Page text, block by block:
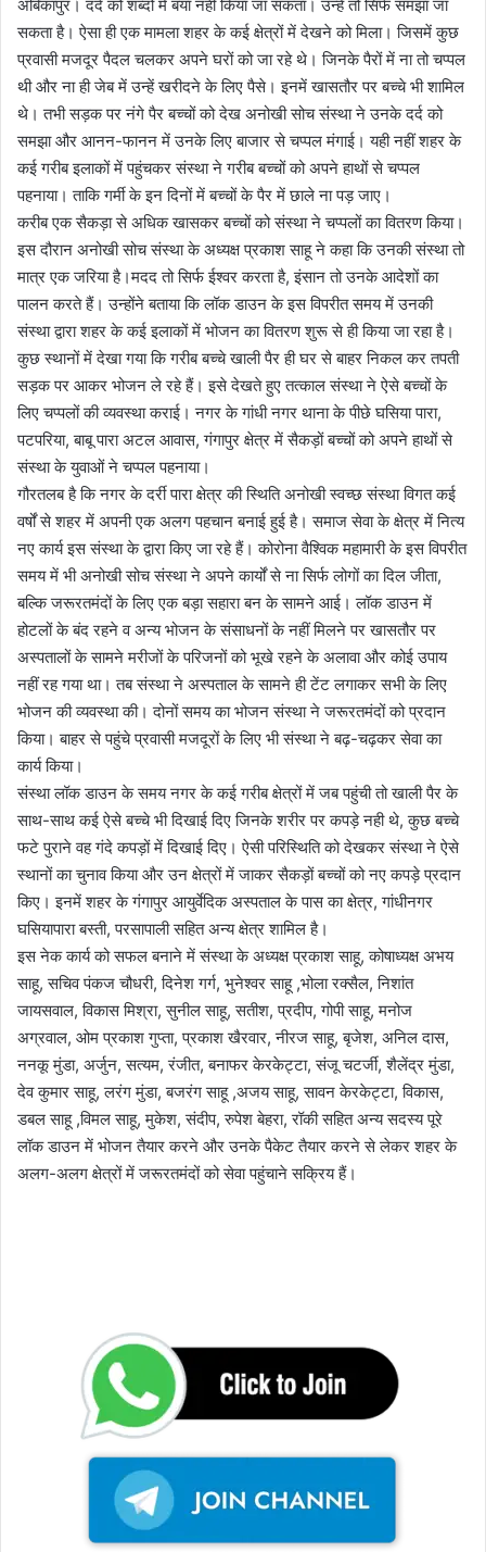
अंबिकापुर। दर्द को शब्दों में बयां नहीं किया जा सकता। उन्हें तो सिर्फ समझा जा
सकता है। ऐसा ही एक मामला शहर के कई क्षेत्रों में देखने को मिला। जिसमें कुछ
प्रवासी मजदूर पैदल चलकर अपने घरों को जा रहे थे। जिनके पैरों में ना तो चप्पल
थी और ना ही जेब में उन्हें खरीदने के लिए पैसे। इनमें खासतौर पर बच्चे भी शामिल
थे। तभी सड़क पर नंगे पैर बच्चों को देख अनोखी सोच संस्था ने उनके दर्द को
समझा और आनन-फानन में उनके लिए बाजार से चप्पल मंगाई। यही नहीं शहर के
कई गरीब इलाकों में पहुंचकर संस्था ने गरीब बच्चों को अपने हाथों से चप्पल
पहनाया। ताकि गर्मी के इन दिनों में बच्चों के पैर में छाले ना पड़ जाए।
करीब एक सैकड़ा से अधिक खासकर बच्चों को संस्था ने चप्पलों का वितरण किया।
इस दौरान अनोखी सोच संस्था के अध्यक्ष प्रकाश साहू ने कहा कि उनकी संस्था तो
मात्र एक जरिया है।मदद तो सिर्फ ईश्वर करता है, इंसान तो उनके आदेशों का
पालन करते हैं। उन्होंने बताया कि लॉक डाउन के इस विपरीत समय में उनकी
संस्था द्वारा शहर के कई इलाकों में भोजन का वितरण शुरू से ही किया जा रहा है।
कुछ स्थानों में देखा गया कि गरीब बच्चे खाली पैर ही घर से बाहर निकल कर तपती
सड़क पर आकर भोजन ले रहे हैं। इसे देखते हुए तत्काल संस्था ने ऐसे बच्चों के
लिए चप्पलों की व्यवस्था कराई। नगर के गांधी नगर थाना के पीछे घसिया पारा,
पटपरिया, बाबू पारा अटल आवास, गंगापुर क्षेत्र में सैकड़ों बच्चों को अपने हाथों से
संस्था के युवाओं ने चप्पल पहनाया।
गौरतलब है कि नगर के दर्री पारा क्षेत्र की स्थिति अनोखी स्वच्छ संस्था विगत कई
वर्षों से शहर में अपनी एक अलग पहचान बनाई हुई है। समाज सेवा के क्षेत्र में नित्य
नए कार्य इस संस्था के द्वारा किए जा रहे हैं। कोरोना वैश्विक महामारी के इस विपरीत
समय में भी अनोखी सोच संस्था ने अपने कार्यों से ना सिर्फ लोगों का दिल जीता,
बल्कि जरूरतमंदों के लिए एक बड़ा सहारा बन के सामने आई। लॉक डाउन में
होटलों के बंद रहने व अन्य भोजन के संसाधनों के नहीं मिलने पर खासतौर पर
अस्पतालों के सामने मरीजों के परिजनों को भूखे रहने के अलावा और कोई उपाय
नहीं रह गया था। तब संस्था ने अस्पताल के सामने ही टेंट लगाकर सभी के लिए
भोजन की व्यवस्था की। दोनों समय का भोजन संस्था ने जरूरतमंदों को प्रदान
किया। बाहर से पहुंचे प्रवासी मजदूरों के लिए भी संस्था ने बढ़-चढ़कर सेवा का
कार्य किया।
संस्था लॉक डाउन के समय नगर के कई गरीब क्षेत्रों में जब पहुंची तो खाली पैर के
साथ-साथ कई ऐसे बच्चे भी दिखाई दिए जिनके शरीर पर कपड़े नही थे, कुछ बच्चे
फटे पुराने वह गंदे कपड़ों में दिखाई दिए। ऐसी परिस्थिति को देखकर संस्था ने ऐसे
स्थानों का चुनाव किया और उन क्षेत्रों में जाकर सैकड़ों बच्चों को नए कपड़े प्रदान
किए। इनमें शहर के गंगापुर आयुर्वेदिक अस्पताल के पास का क्षेत्र, गांधीनगर
घसियापारा बस्ती, परसापाली सहित अन्य क्षेत्र शामिल है।
इस नेक कार्य को सफल बनाने में संस्था के अध्यक्ष प्रकाश साहू, कोषाध्यक्ष अभय
साहू, सचिव पंकज चौधरी, दिनेश गर्ग, भुनेश्वर साहू ,भोला रक्सैल, निशांत
जायसवाल, विकास मिश्रा, सुनील साहू, सतीश, प्रदीप, गोपी साहू, मनोज
अग्रवाल, ओम प्रकाश गुप्ता, प्रकाश खैरवार, नीरज साहू, बृजेश, अनिल दास,
ननकू मुंडा, अर्जुन, सत्यम, रंजीत, बनाफर केरकेट्टा, संजू चटर्जी, शैलेंद्र मुंडा,
देव कुमार साहू, लरंग मुंडा, बजरंग साहू ,अजय साहू, सावन केरकेट्टा, विकास,
डबल साहू ,विमल साहू, मुकेश, संदीप, रुपेश बेहरा, रॉकी सहित अन्य सदस्य पूरे
लॉक डाउन में भोजन तैयार करने और उनके पैकेट तैयार करने से लेकर शहर के
अलग-अलग क्षेत्रों में जरूरतमंदों को सेवा पहुंचाने सक्रिय हैं।